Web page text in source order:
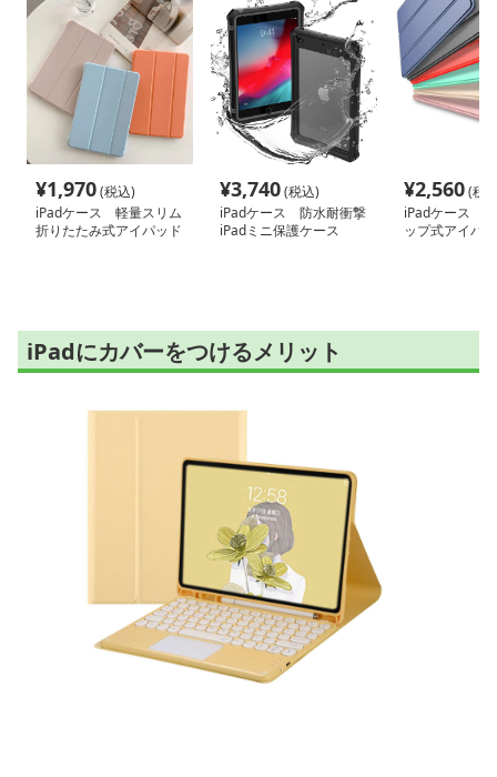
¥1,970(税込)
iPadケース 軽量スリム
折りたたみ式アイパッド
¥3,740(税込)
iPadケース 防水耐衝撃
iPadミニ保護ケース
¥2,560(税
iPadケース
ップ式アイパ
iPadにカバーをつけるメリット